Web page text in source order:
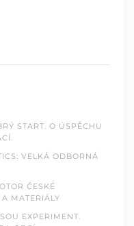
START. O ÚSPĚCHU
VELKÁ ODBORNÁ
ČESKÉ
MATERIÁLY
EXPERIMENT.